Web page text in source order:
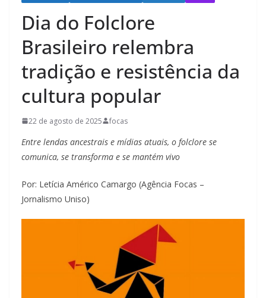
Dia do Folclore
Brasileiro relembra
tradição e resistência da
cultura popular
22 de agosto de 2025 focas
Entre lendas ancestrais e mídias atuais, o folclore se
comunica, se transforma e se mantém vivo
Por: Letícia Américo Camargo (Agência Focas –
Jornalismo Uniso)